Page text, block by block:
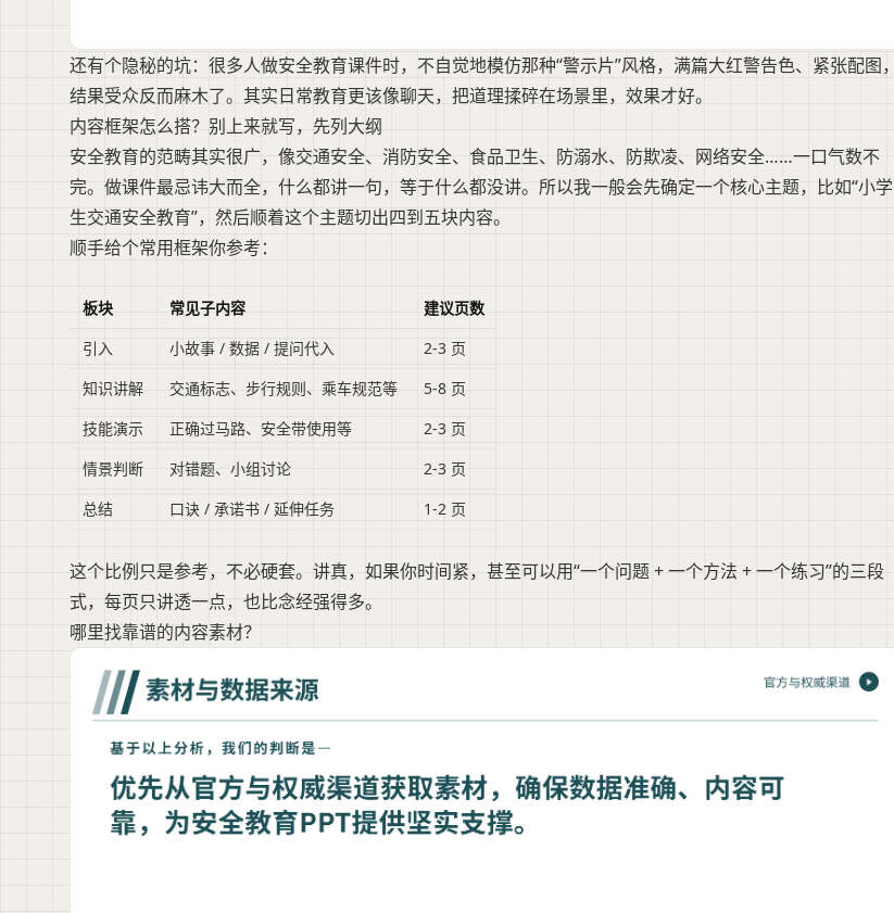
还有个隐秘的坑：很多人做安全教育课件时，不自觉地模仿那种“警示片”风格，满篇大红警告色、紧张配图，
结果受众反而麻木了。其实日常教育更该像聊天，把道理揉碎在场景里，效果才好。
内容框架怎么搭？别上来就写，先列大纲
安全教育的范畴其实很广，像交通安全、消防安全、食品卫生、防溺水、防欺凌、网络安全……一口气数不
完。做课件最忌讳大而全，什么都讲一句，等于什么都没讲。所以我一般会先确定一个核心主题，比如“小学
生交通安全教育”，然后顺着这个主题切出四到五块内容。
顺手给个常用框架你参考：
板块 常见子内容
建议页数
引入
小故事 / 数据 / 提问代入
2-3 页
知识讲解
交通标志、步行规则、乘车规范等
5-8 页
技能演示
正确过马路、安全带使用等
2-3 页
情景判断
对错题、小组讨论
2-3 页
总结
口诀 / 承诺书 / 延伸任务 1-2 页
这个比例只是参考，不必硬套。讲真，如果你时间紧，甚至可以用“一个问题 + 一个方法 + 一个练习”的三段
式，每页只讲透一点，也比念经强得多。
哪里找靠谱的内容素材？